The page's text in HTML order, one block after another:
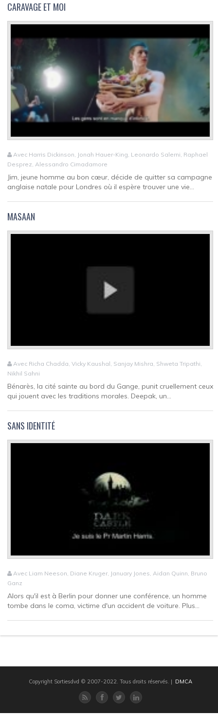
CARAVAGE ET MOI
Avec Harris Dickinson, Jonah Hauer-King, Leonardo Salerni, Raphael
Desprez, Alessandro Cimadamore
Jim, jeune homme au bon cœur, décide de quitter sa campagne
anglaise natale pour Londres où il espère trouver une vie...
MASAAN
Avec Richa Chadda, Vicky Kaushal, Sanjay Mishra, Shweta Tripathi,
Nikhil Sahni
Bénarès, la cité sainte au bord du Gange, punit cruellement ceux
qui jouent avec les traditions morales. Deepak, un...
SANS IDENTITÉ
Avec Liam Neeson, Diane Kruger, January Jones, Aidan Quinn, Bruno
Ganz
Alors qu'il est à Berlin pour donner une conférence, un homme
tombe dans le coma, victime d'un accident de voiture. Plus...
Copyright Sortiesdvd © 2007-2022. Tous droits réservés. | DMCA